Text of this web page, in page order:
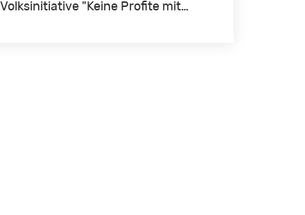
Volksinitiative "Keine Profite mit…